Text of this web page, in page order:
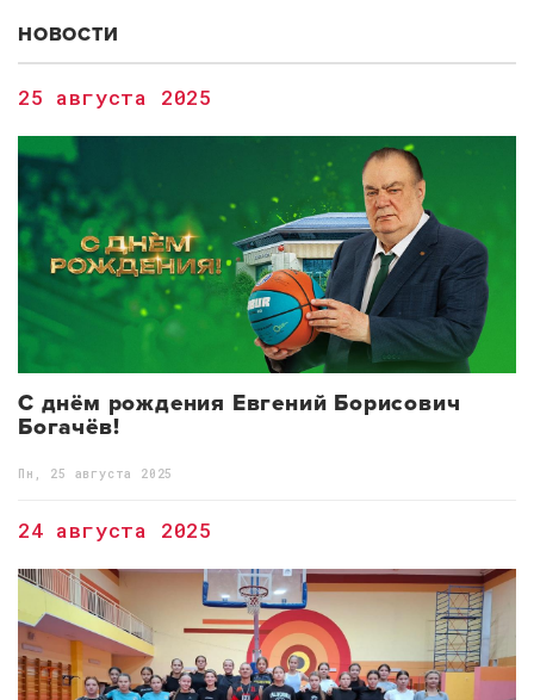
НОВОСТИ
25 августа 2025
С днём рождения Евгений Борисович
Богачёв!
Пн, 25 августа 2025
24 августа 2025